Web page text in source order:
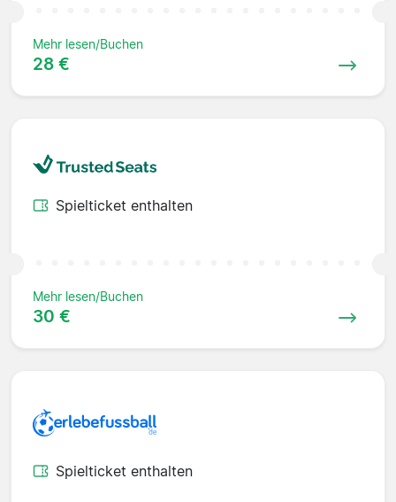
Mehr lesen/Buchen
28 €
Spielticket enthalten
Mehr lesen/Buchen
30 €
Spielticket enthalten